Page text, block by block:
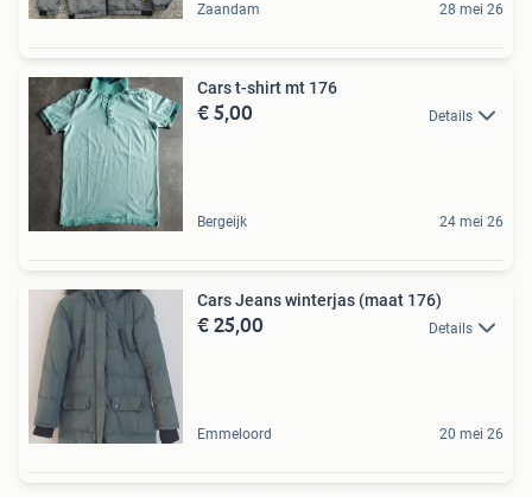
Zaandam 28 mei 26
Cars t-shirt mt 176
€ 5,00 Details
Bergeijk 24 mei 26
Cars Jeans winterjas (maat 176)
€ 25,00 Details
Emmeloord 20 mei 26